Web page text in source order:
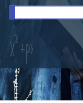
INVESTIGACIÓN
RRHH